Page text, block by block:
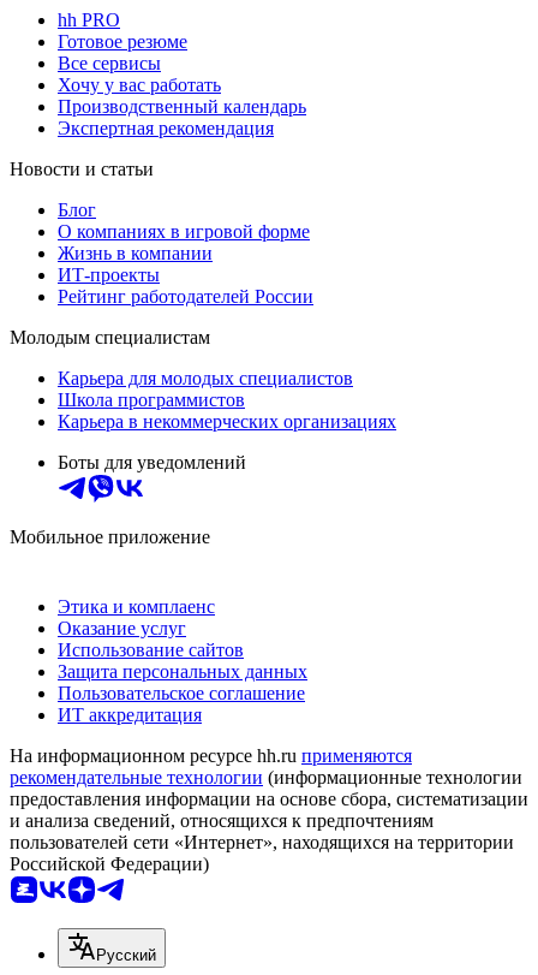
hh PRO
Готовое резюме
Все сервисы
Хочу у вас работать
Производственный календарь
Экспертная рекомендация
Новости и статьи
Блог
О компаниях в игровой форме
Жизнь в компании
ИТ-проекты
Рейтинг работодателей России
Молодым специалистам
Карьера для молодых специалистов
Школа программистов
Карьера в некоммерческих организациях
Боты для уведомлений
Мобильное приложение
Этика и комплаенс
Оказание услуг
Использование сайтов
Защита персональных данных
Пользовательское соглашение
ИТ аккредитация
На информационном ресурсе hh.ru применяются
рекомендательные технологии (информационные технологии
предоставления информации на основе сбора, систематизации
и анализа сведений, относящихся к предпочтениям
пользователей сети «Интернет», находящихся на территории
Российской Федерации)
Русский